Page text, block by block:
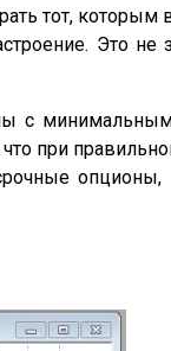
тот,
Это не
с
при